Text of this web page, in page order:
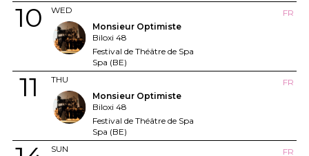
WED
10
FR
Monsieur Optimiste
Biloxi 48
Festival de Théâtre de Spa
Spa (BE)
THU
11
FR
Monsieur Optimiste
Biloxi 48
Festival de Théâtre de Spa
Spa (BE)
SUN
FR